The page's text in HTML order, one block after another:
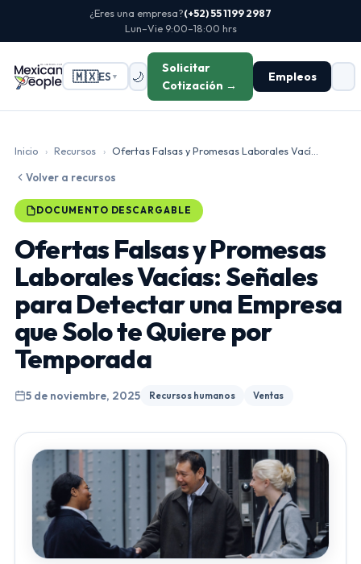
¿Eres una empresa?(+52) 55 1199 2987
Lun–Vie 9:00–18:00 hrs
🇲🇽ES ▼ 🌙
Solicitar
Cotización →
Empleos
Inicio › Recursos › Ofertas Falsas y Promesas Laborales Vací...
Volver a recursos
DOCUMENTO DESCARGABLE
Ofertas Falsas y Promesas
Laborales Vacías: Señales
para Detectar una Empresa
que Solo te Quiere por
Temporada
5 de noviembre, 2025 Recursos humanos Ventas